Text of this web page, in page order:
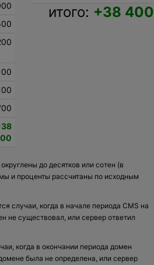
итого: +38 400
до десятков или сотен (в
и проценты рассчитаны по исходным
случаи, когда в начале периода CMS на
не существовал, или сервер ответил
когда в окончании периода домен
была не определена, или сервер